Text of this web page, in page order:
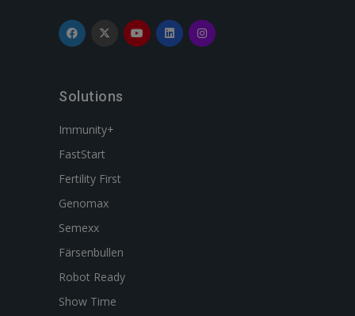
Solutions
Immunity+
FastStart
Fertility First
Genomax
Semexx
Färsenbullen
Robot Ready
Show Time